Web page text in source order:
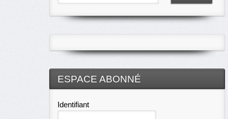
ESPACE ABONNÉ
Identifiant